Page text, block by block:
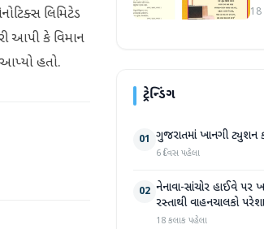
લિમિટેડ
આપી કે વિમાન
હતો.
18
ટ્રેન્ડિંગ
01 ગુજરાતમાં ખાનગી
6 દિવસ પહેલા
02 નેનાવા-સાંચોર હાઈવે પર
રસ્તાથી વાહનચાલકો
18 કલાક પહેલા